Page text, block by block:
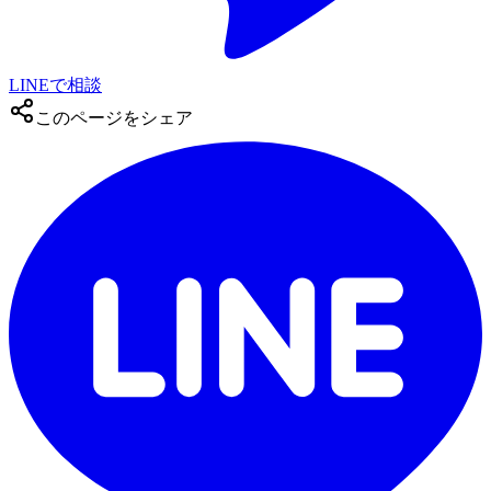
LINEで相談
このページをシェア